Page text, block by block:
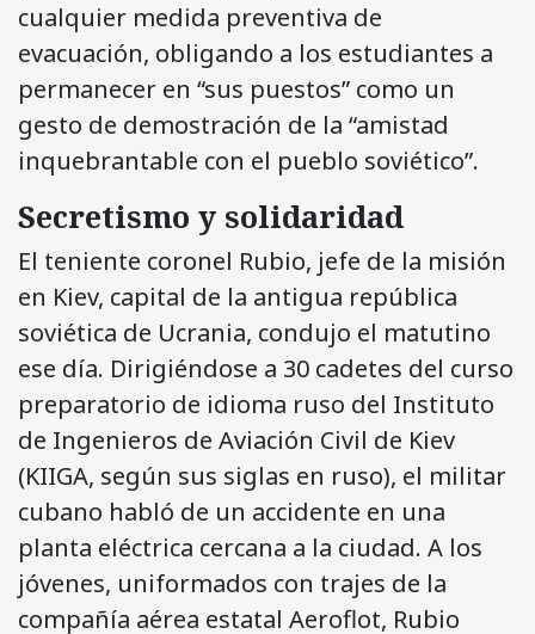
cualquier medida preventiva de
evacuación, obligando a los estudiantes a
permanecer en “sus puestos” como un
gesto de demostración de la “amistad
inquebrantable con el pueblo soviético”.
Secretismo y solidaridad
El teniente coronel Rubio, jefe de la misión
en Kiev, capital de la antigua república
soviética de Ucrania, condujo el matutino
ese día. Dirigiéndose a 30 cadetes del curso
preparatorio de idioma ruso del Instituto
de Ingenieros de Aviación Civil de Kiev
(KIIGA, según sus siglas en ruso), el militar
cubano habló de un accidente en una
planta eléctrica cercana a la ciudad. A los
jóvenes, uniformados con trajes de la
compañía aérea estatal Aeroflot, Rubio